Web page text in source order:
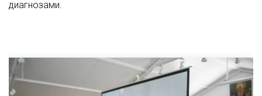
диагнозами.